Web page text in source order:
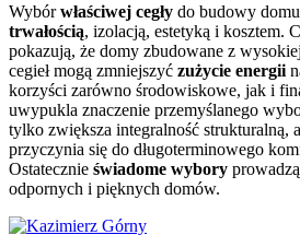
Wybórwłaściwej cegły do budowy
trwałością, izolacją, estetyką i kosztem.
pokazują, że domy zbudowane z
cegieł mogą zmniejszyć zużycie energii
korzyści zarówno środowiskowe, jak i
uwypukla znaczenie przemyślanego
tylko zwiększa integralność strukturalną,
przyczynia się do długoterminowego
Ostatecznie świadome wybory
odpornych i pięknych domów.